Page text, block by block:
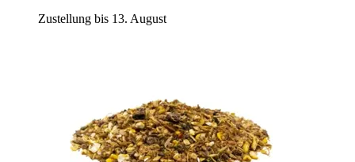
Zustellung bis 13. August